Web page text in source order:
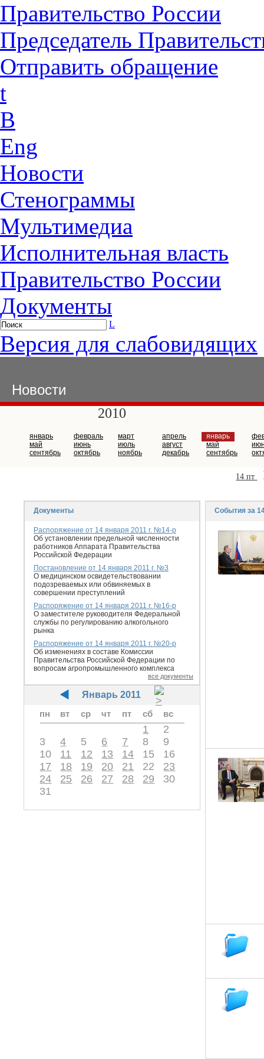
Правительство России
Председатель
Отправить обращение
t
B
Eng
Новости
Стенограммы
Мультимедиа
Исполнительная власть
Правительство России
Документы
L
Версия для слабовидящих
Новости
2010
январь
май
сентябрь
февраль
июнь
октябрь
март
июль
ноябрь
апрель
август
декабрь
январь
май
сентябрь
14 пт
Документы
Распоряжение от 14 января 2011 г. №14-р
Об установлении предельной численности
работников Аппарата Правительства
Российской Федерации
Постановление от 14 января 2011 г. №3
О медицинском освидетельствовании
подозреваемых или обвиняемых в
совершении преступлений
Распоряжение от 14 января 2011 г. №16-р
О заместителе руководителя Федеральной
службы по регулированию алкогольного
рынка
Распоряжение от 14 января 2011 г. №20-р
Об изменениях в составе Комиссии
Правительства Российской Федерации по
вопросам агропромышленного комплекса
все документы
Январь 2011
пн
вт ср чт пт сб вс
1
2
3
4 5 6 7 8
9
10
11 12 13 14 15
16
17
18 19 20 21 22
23
24
25 26 27 28 29
30
31
События за